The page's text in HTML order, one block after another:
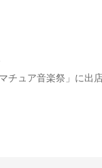
チュア音楽祭」に出店